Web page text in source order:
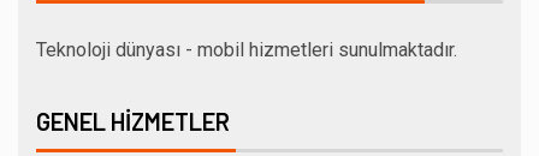
Teknoloji dünyası - mobil hizmetleri sunulmaktadır.
GENEL HIZMETLER